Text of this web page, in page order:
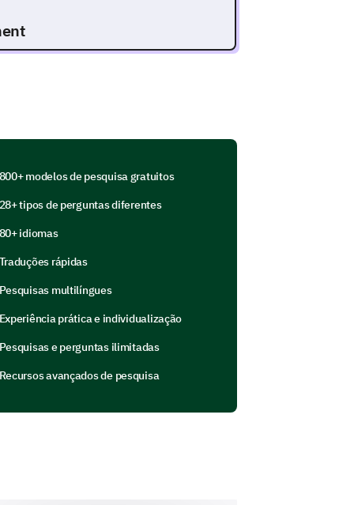
of job insecurity?
800+ modelos de pesquisa gratuitos
28+ tipos de perguntas diferentes
80+ idiomas
Traduções rápidas
Pesquisas multilíngues
Experiência prática e individualização
Pesquisas e perguntas ilimitadas
Recursos avançados de pesquisa